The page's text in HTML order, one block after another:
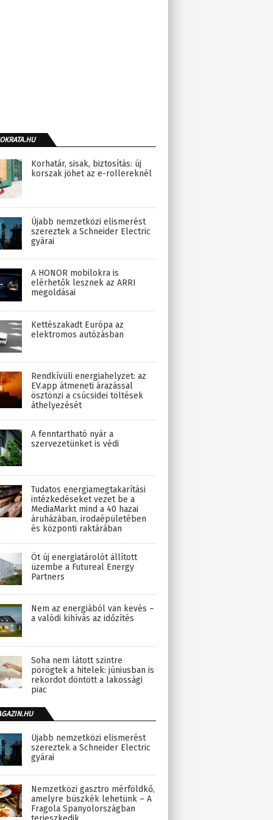
Korhatár, sisak, biztosítás: új
korszak jöhet az e-rollereknél
Újabb nemzetközi elismerést
szereztek a Schneider Electric
gyárai
A HONOR mobilokra is
elérhetők lesznek az ARRI
megoldásai
Kettészakadt Európa az
elektromos autózásban
Rendkívüli energiahelyzet: az
EV.app átmeneti árazással
ösztönzi a csúcsidei töltések
áthelyezését
A fenntartható nyár a
szervezetünket is védi
Tudatos energiamegtakarítási
intézkedéseket vezet be a
MediaMarkt mind a 40 hazai
áruházában, irodaépületében
és központi raktárában
Öt új energiatárolót állított
üzembe a Futureal Energy
Partners
Nem az energiából van kevés –
a valódi kihívás az időzítés
Soha nem látott szintre
pörögtek a hitelek: júniusban is
rekordot döntött a lakossági
piac
Újabb nemzetközi elismerést
szereztek a Schneider Electric
gyárai
Nemzetközi gasztro mérföldkő,
amelyre büszkék lehetünk – A
Fragola Spanyolországban